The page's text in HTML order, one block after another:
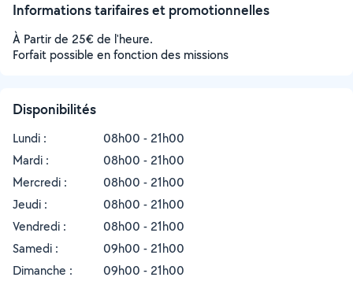
Informations tarifaires et promotionnelles
À Partir de 25€ de l'heure.
Forfait possible en fonction des missions
Disponibilités
Lundi :
08h00 - 21h00
Mardi :
08h00 - 21h00
Mercredi :
08h00 - 21h00
Jeudi :
08h00 - 21h00
Vendredi :
08h00 - 21h00
Samedi :
09h00 - 21h00
Dimanche :
09h00 - 21h00